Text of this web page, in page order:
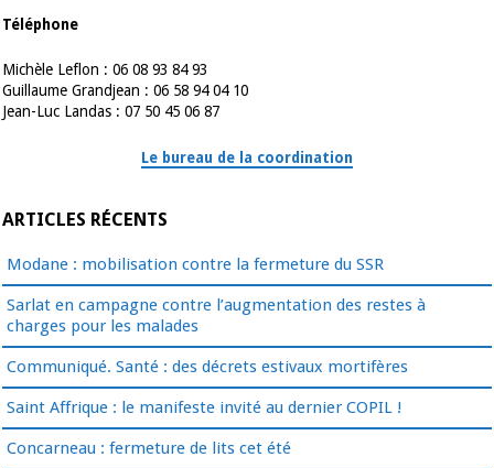
Téléphone
Michèle Leflon : 06 08 93 84 93
Guillaume Grandjean : 06 58 94 04 10
Jean-Luc Landas : 07 50 45 06 87
Le bureau de la coordination
ARTICLES RÉCENTS
Modane : mobilisation contre la fermeture du SSR
Sarlat en campagne contre l’augmentation des restes à
charges pour les malades
Communiqué. Santé : des décrets estivaux mortifères
Saint Affrique : le manifeste invité au dernier COPIL !
Concarneau : fermeture de lits cet été